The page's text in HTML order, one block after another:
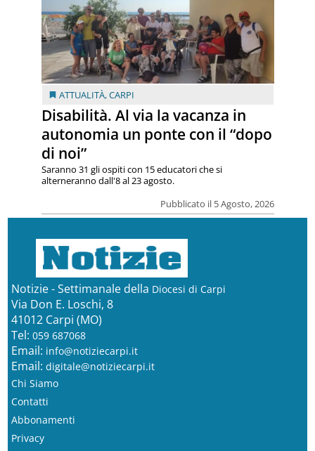
ATTUALITÀ,CARPI
Disabilità. Al via la vacanza in
autonomia un ponte con il “dopo
di noi”
Pubblicato il 5 Agosto, 2026
Saranno 31 gli ospiti con 15 educatori che si
alterneranno dall'8 al 23 agosto.
Notizie - Settimanale della Diocesi di Carpi
Via Don E. Loschi, 8
41012 Carpi (MO)
Tel: 059 687068
Email: info@notiziecarpi.it
Email: digitale@notiziecarpi.it
Chi Siamo
Contatti
Abbonamenti
Privacy